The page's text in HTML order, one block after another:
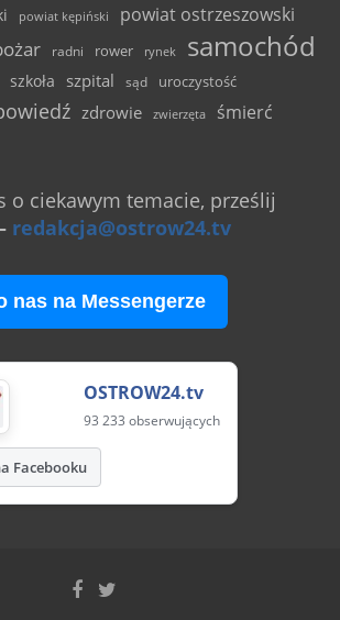
powiat kępiński powiat ostrzeszowski
radni rower rynek samochód
szkoła szpital sąd uroczystość
zdrowie zwierzęta śmierć
o ciekawym temacie, prześlij
redakcja@ostrow24.tv
nas na Messengerze
OSTROW24.tv
93 233 obserwujących
Facebooku